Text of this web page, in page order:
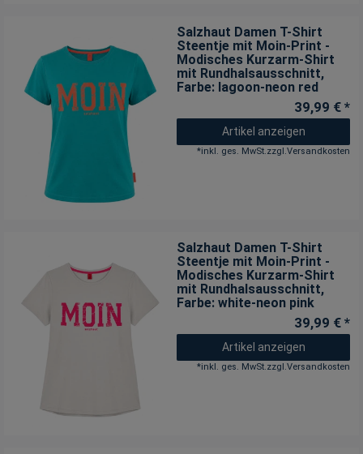
Salzhaut Damen T-Shirt
Steentje mit Moin-Print -
Modisches Kurzarm-Shirt
mit Rundhalsausschnitt,
Farbe: lagoon-neon red
39,99 € *
Artikel anzeigen
*inkl. ges. MwSt.zzgl.Versandkosten
Salzhaut Damen T-Shirt
Steentje mit Moin-Print -
Modisches Kurzarm-Shirt
mit Rundhalsausschnitt,
Farbe: white-neon pink
39,99 € *
Artikel anzeigen
*inkl. ges. MwSt.zzgl.Versandkosten